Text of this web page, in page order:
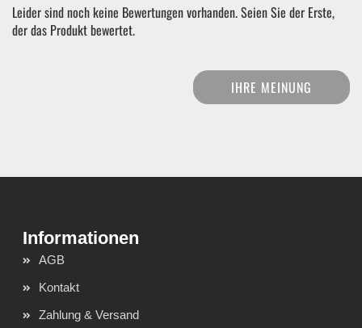
Leider sind noch keine Bewertungen vorhanden. Seien Sie der Erste,
der das Produkt bewertet.
IHRE MEINUNG
AGB
Kontakt
Zahlung & Versand